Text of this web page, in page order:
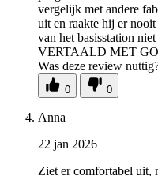
vergelijk met andere
uit en raakte hij er
van het basisstation
VERTAALD MET
Was deze review
0 0
Anna
22 jan 2026
Ziet er comfortabel uit,